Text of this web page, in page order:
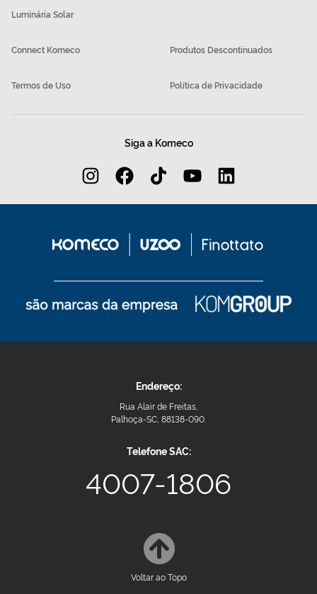
Luminária Solar
Connect Komeco Produtos Descontinuados
Termos de Uso Política de Privacidade
Siga a Komeco
Endereço:
Rua Alair de Freitas,
Palhoça-SC, 88138-090.
Telefone SAC:
4007-1806
Voltar ao Topo